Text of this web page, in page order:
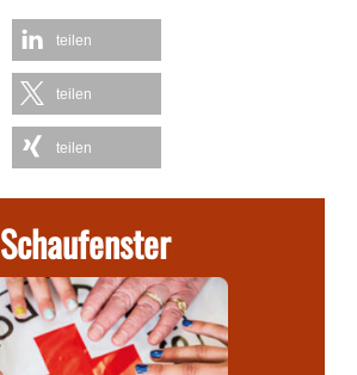
teilen
teilen
teilen
Schaufenster